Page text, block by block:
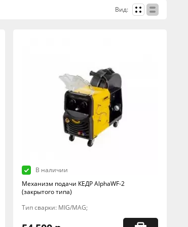
Вид:
В наличии
Механизм подачи КЕДР AlphaWF-2
(закрытого типа)
Тип сварки: MIG/MAG;